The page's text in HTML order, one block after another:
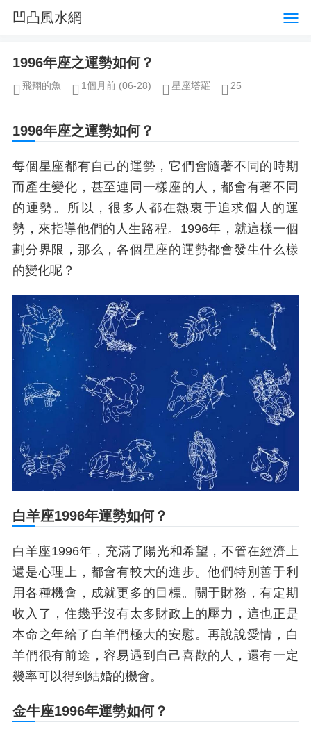
凹凸風水網
1996年座之運勢如何？
飛翔的魚 1個月前 (06-28) 星座塔羅 25
1996年座之運勢如何？
每個星座都有自己的運勢，它們會隨著不同的時期
而產生變化，甚至連同一樣座的人，都會有著不同
的運勢。所以，很多人都在熱衷于追求個人的運
勢，來指導他們的人生路程。1996年，就這樣一個
劃分界限，那么，各個星座的運勢都會發生什么樣
的變化呢？
白羊座1996年運勢如何？
白羊座1996年，充滿了陽光和希望，不管在經濟上
還是心理上，都會有較大的進步。他們特別善于利
用各種機會，成就更多的目標。關于財務，有定期
收入了，住幾乎沒有太多財政上的壓力，這也正是
本命之年給了白羊們極大的安慰。再說說愛情，白
羊們很有前途，容易遇到自己喜歡的人，還有一定
幾率可以得到結婚的機會。
金牛座1996年運勢如何？